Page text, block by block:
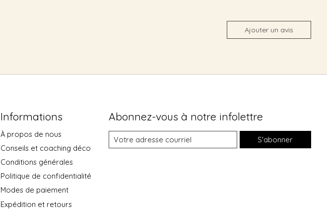
Ajouter un avis
Informations
À propos de nous
Conseils et coaching déco
Conditions générales
Politique de confidentialité
Modes de paiement
Expédition et retours
Abonnez-vous à notre infolettre
S'abonner